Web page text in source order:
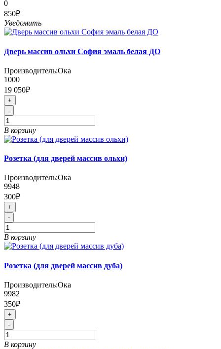
0
850₽
Уведомить
Дверь массив ольхи София эмаль белая ДО
Производитель:Ока
1000
19 050₽
+
-
В корзину
Розетка (для дверей массив ольхи)
Производитель:Ока
9948
300₽
+
-
В корзину
Розетка (для дверей массив дуба)
Производитель:Ока
9982
350₽
+
-
В корзину